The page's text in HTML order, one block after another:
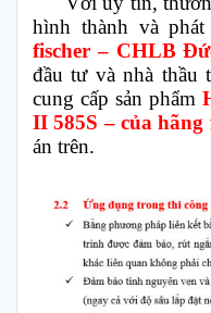
hình thành và
fischer – CHLB
đầu tư và nhà thầu
cung cấp sản phẩm
II 585S – của hãng
án trên.